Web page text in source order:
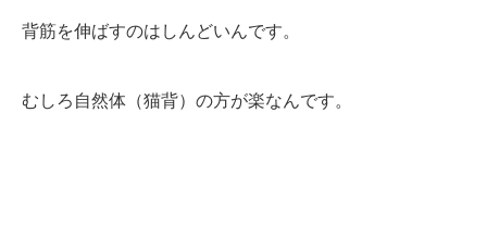
背筋を伸ばすのはしんどいんです。
むしろ自然体（猫背）の方が楽なんです。